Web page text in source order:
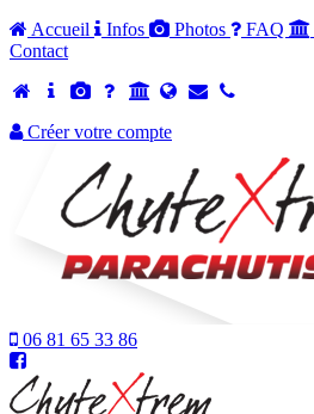
Accueil Infos Photos FAQ
Contact
Créer votre compte
06 81 65 33 86
-